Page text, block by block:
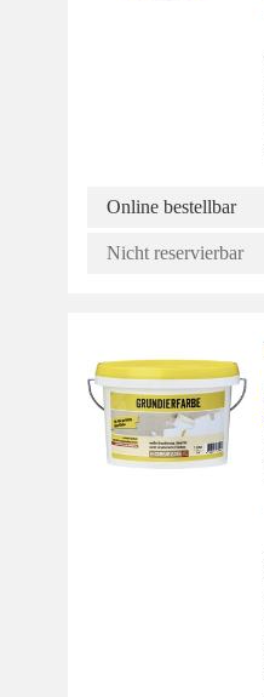
Online bestellbar
Nicht reservierbar